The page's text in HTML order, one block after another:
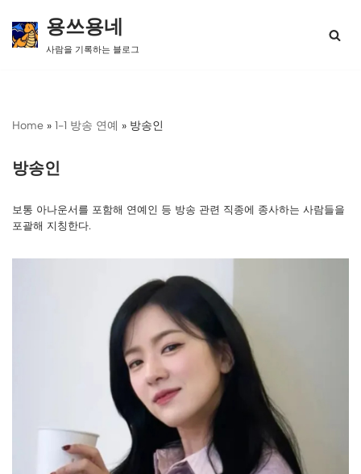
콘
너
용쓰용네
사람을 기록하는 블로그
Home » 1-1 방송 연예 » 방송인
방송인
보통 아나운서를 포함해 연예인 등 방송 관련 직종에 종사하는 사람들을
포괄해 지칭한다.